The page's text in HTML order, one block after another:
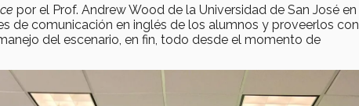
por el Prof. Andrew Wood de la Universidad de San José en
de comunicación en inglés de los alumnos y proveerlos con
del escenario, en fin, todo desde el momento de